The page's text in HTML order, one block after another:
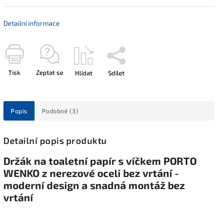
Detailní informace
Tisk Zeptat se Hlídat Sdílet
Popis Podobné (3)
Detailní popis produktu
Držák na toaletní papír s víčkem PORTO
WENKO z nerezové oceli bez vrtání -
moderní design a snadná montáž bez
vrtání